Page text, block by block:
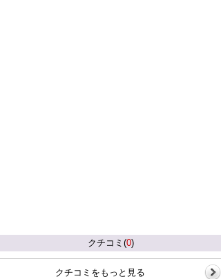
クチコミ(0)
クチコミをもっと見る